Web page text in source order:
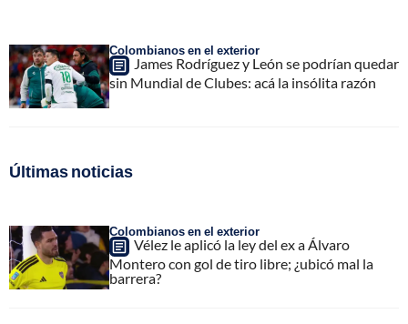
Colombianos en el exterior
James Rodríguez y León se podrían quedar
sin Mundial de Clubes: acá la insólita razón
Últimas noticias
Colombianos en el exterior
Vélez le aplicó la ley del ex a Álvaro
Montero con gol de tiro libre; ¿ubicó mal la
barrera?